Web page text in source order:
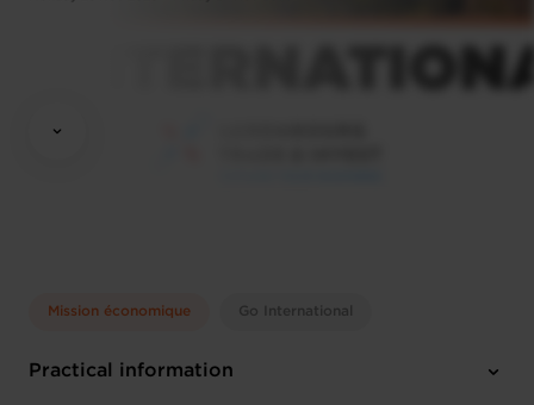
Mission économique Go International
Practical information